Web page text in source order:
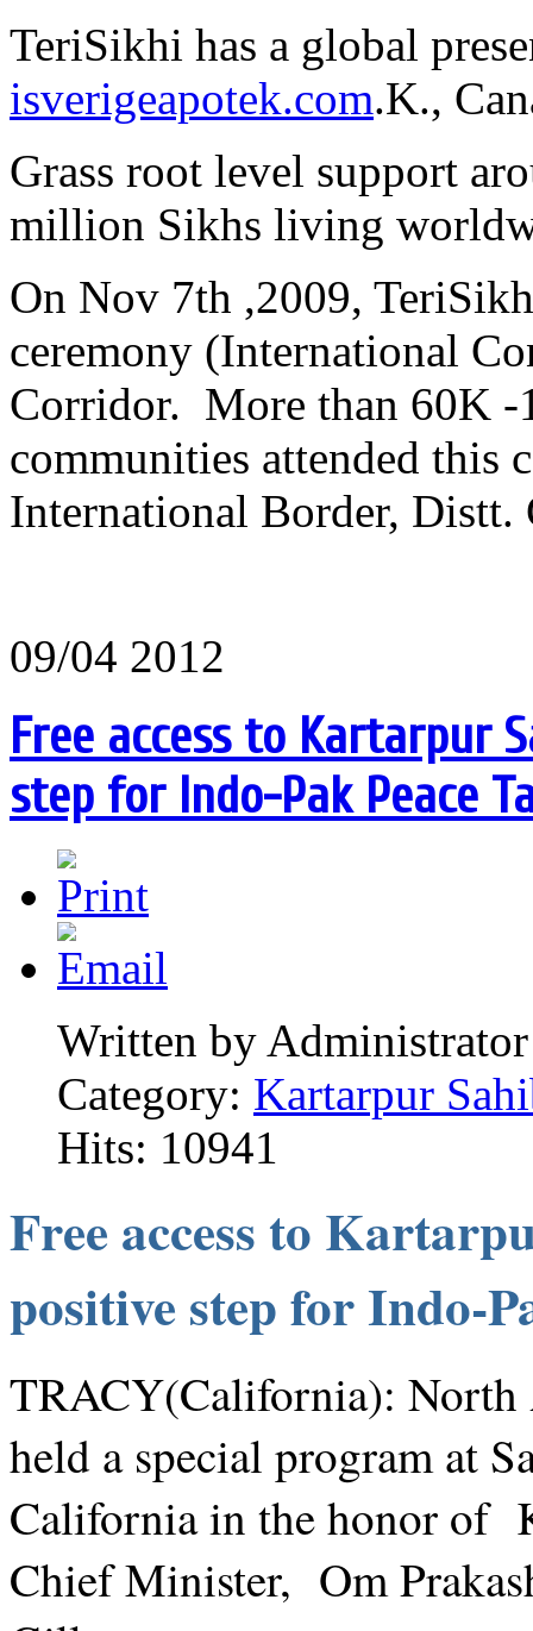
TeriSikhi has a global
isverigeapotek.com.K.,
Grass root level support
million Sikhs living
On Nov 7th ,2009,
ceremony (International
Corridor. More than 60K -
communities attended this
International Border, Distt.
09/04 2012
Free access to Kartarpur
step for Indo-Pak Peace
Written by Administrator
Category: Kartarpur
Hits: 10941
Free access to
positive step for Indo-
TRACY(California): North
held a special program at
California in the honor of
Chief Minister, Om